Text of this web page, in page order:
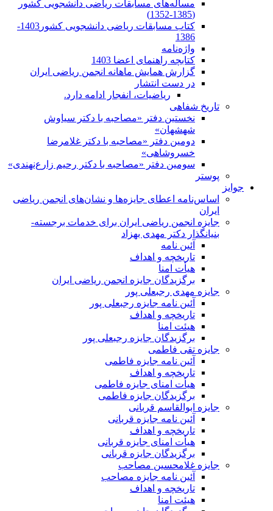
مسأله‌های مسابقات ریاضی دانشجویی کشور
(1385-1352)
کتاب مسابقات ریاضی دانشجویی کشور1403-
1386
واژه‌نامه
کتابچه راهنمای اعضا 1403
گزارش همایش ماهانه انجمن ریاضی ایران
در دست انتشار
ریاضیات، انفجار ادامه دارد.
تاریخ شفاهی
نخستین دفتر «مصاحبه با دکتر سیاوش
شهشهان»
دومین دفتر «مصاحبه با دکتر غلامرضا
خسروشاهی»
سومین دفتر «مصاحبه با دکتر رحیم زارع‌نهندی»
پوستر
جوایز
اساس‌نامه اعطای جایزه‌ها و نشان‌های انجمن ریاضی
ایران
جایزه انجمن ریاضی ایران برای خدمات برجسته-
بنیانگذار دکتر مهدی بهزاد
آئین نامه
تاریخچه و اهداف
هیأت امنا
برگزیدگان جایزه انجمن ریاضی ایران
جایزه مهدی رجبعلی پور
آئین نامه جایزه رجبعلی پور
تاریخچه و اهداف
هیئت امنا
برگزیدگان جایزه رجبعلی پور
جایزه تقی فاطمی
آئین نامه جایزه فاطمی
تاریخچه و اهداف
هیأت امنای جایزه فاطمی
برگزیدگان جایزه فاطمی
جایزه ابوالقاسم قربانی
آئین نامه جایزه قربانی
تاریخچه و اهداف
هیأت امنای جایزه قربانی
برگزیدگان جایزه قربانی
جایزه غلامحسین مصاحب
آئین نامه جایزه مصاحب
تاریخچه و اهداف
هیئت امنا